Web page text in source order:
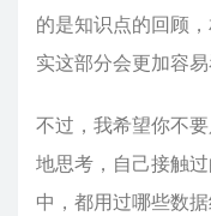
的是知识点的回顾
实这部分会更加容易
不过，我希望你不
地思考，自己接触
中，都用过哪些数